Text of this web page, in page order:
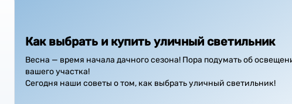
Как выбрать и купить уличный светильник
Весна — время начала дачного сезона! Пора подумать об
вашего участка!
Сегодня наши советы о том, как выбрать уличный светильник!